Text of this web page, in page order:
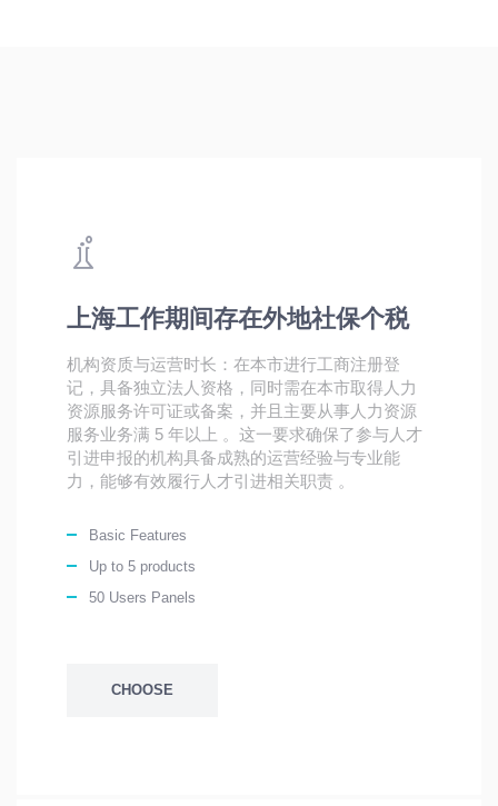
上海工作期间存在外地社保个税
机构资质与运营时长：在本市进行工商注册登
记，具备独立法人资格，同时需在本市取得人力
资源服务许可证或备案，并且主要从事人力资源
服务业务满 5 年以上 。这一要求确保了参与人才
引进申报的机构具备成熟的运营经验与专业能
力，能够有效履行人才引进相关职责 。
Basic Features
Up to 5 products
50 Users Panels
CHOOSE